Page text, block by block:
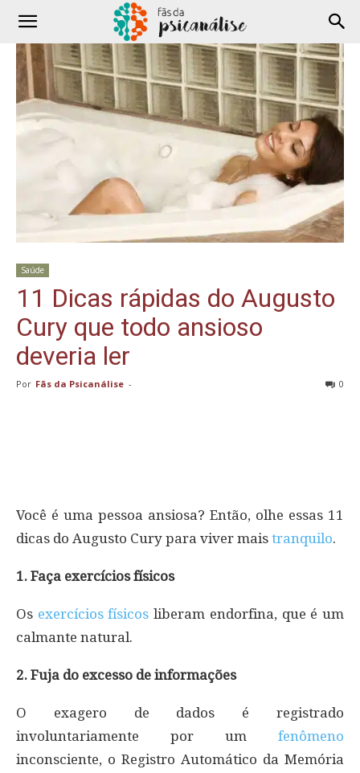
Saúde
11 Dicas rápidas do Augusto
Cury que todo ansioso
deveria ler
Por Fãs da Psicanálise - 0
Você é uma pessoa ansiosa? Então, olhe essas 11
dicas do Augusto Cury para viver mais tranquilo.
1. Faça exercícios físicos
Os exercícios físicos liberam endorfina, que é um
calmante natural.
2. Fuja do excesso de informações
O exagero de dados é registrado
involuntariamente por um fenômeno
inconsciente, o Registro Automático da Memória